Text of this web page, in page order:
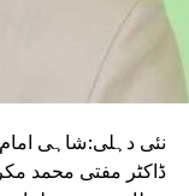
دہلی کے مختلف
پہنچیں، انہوں
شکریہ ادا کیا۔
ان کی توقعات
نئی دہلی:شاہی
ڈاکٹر مفتی محمد